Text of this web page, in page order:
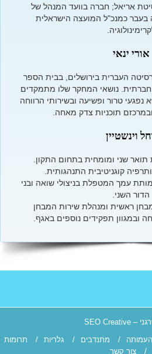
אריאל; חברה בוועד המנהל של
כמנכ"ל המועצה הישראלית
אורי ינאי
העברית בירושלים, בבית הספר
חברתית. נושאי המחקר שלו מתמקדים
טרור ופשיעה ובשירותי הרווחה
תוכניות צדק מאחה.
וינשטיין
שני ומומחית בתחום התקון.
קוגניטיבית התנהגותית.
עמך המטפלת בניצולי שואה ובני
הדור השני.
ראשית ומנהלת שירות המבחן
ובמגוון תפקידים נוספים באגף.
– SEO Creative
/ מתנדבים / גלריות /
תרומות
/
צור קשר